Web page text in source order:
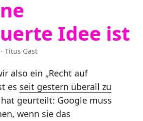
Idee ist
Titus Gast
also ein „Recht auf
es seit gestern überall zu
hat geurteilt: Google muss
wenn sie das